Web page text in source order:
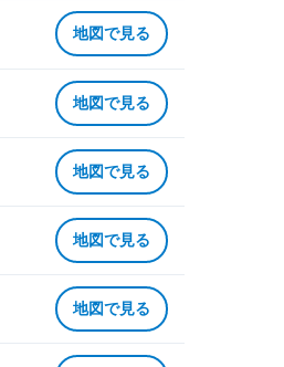
地図で見る
地図で見る
地図で見る
地図で見る
地図で見る